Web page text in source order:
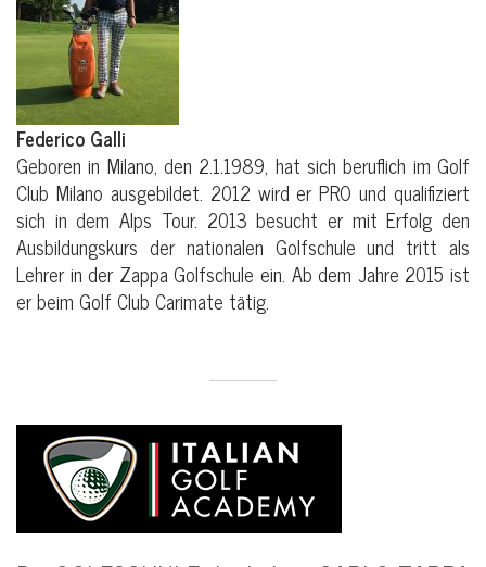
Federico Galli
Geboren in Milano, den 2.1.1989, hat sich beruflich im Golf
Club Milano ausgebildet. 2012 wird er PRO und qualifiziert
sich in dem Alps Tour. 2013 besucht er mit Erfolg den
Ausbildungskurs der nationalen Golfschule und tritt als
Lehrer in der Zappa Golfschule ein. Ab dem Jahre 2015 ist
er beim Golf Club Carimate tätig.